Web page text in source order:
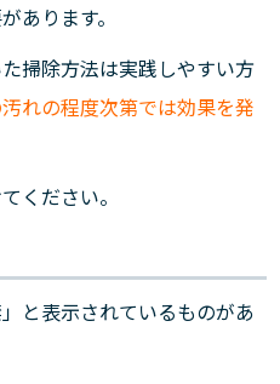
あります。
掃除方法は実践しやすい方
れの程度次第では効果を発
ください。
と表示されているものがあ